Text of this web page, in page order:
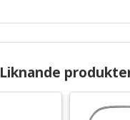
Liknande